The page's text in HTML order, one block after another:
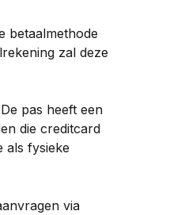
betaalmethode
zal deze
pas heeft een
die creditcard
als fysieke
via